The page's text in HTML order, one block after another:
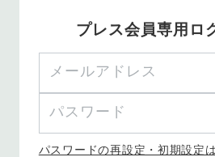
プレス会員専用ロ
パスワードの再設定・初期設定